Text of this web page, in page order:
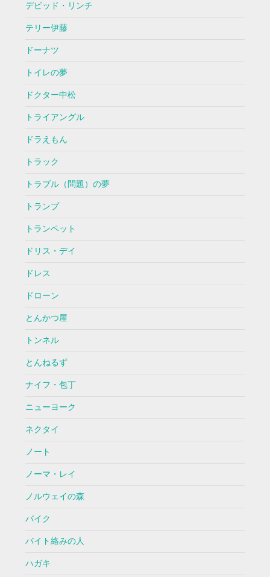
デビッド・リンチ
テリー伊藤
ドーナツ
トイレの夢
ドクター中松
トライアングル
ドラえもん
トラック
トラブル（問題）の夢
トランプ
トランペット
ドリス・デイ
ドレス
ドローン
とんかつ屋
トンネル
とんねるず
ナイフ・包丁
ニューヨーク
ネクタイ
ノート
ノーマ・レイ
ノルウェイの森
バイク
バイト絡みの人
ハガキ